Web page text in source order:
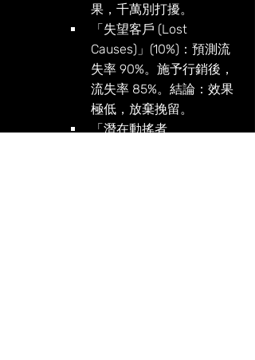
果，千萬別打擾。
「失望客戶 (Lost
Causes)」(10%)：預測流
失率 90%。施予行銷後，
流失率 85%。結論：效果
極低，放棄挽留。
「潛在動搖者